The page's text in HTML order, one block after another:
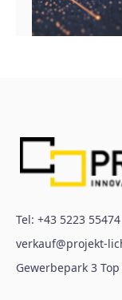
Tel: +43 5223 55474
verkauf@projekt-
Gewerbepark 3 Top